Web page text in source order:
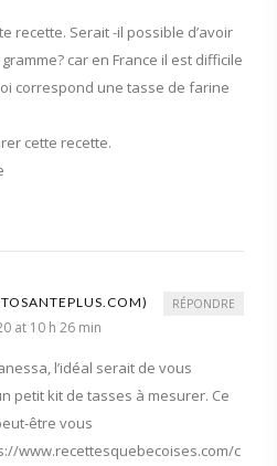
recette. Serait -il possible d’avoir
car en France il est difficile
correspond une tasse de farine
cette recette.
at 10 h 26 min
l’idéal serait de vous
petit kit de tasses à mesurer. Ce
être vous
www.recettesquebecoises.com/c
RÉPONDRE